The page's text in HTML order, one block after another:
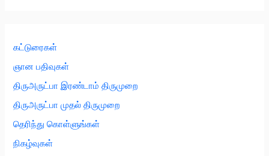
கட்டுரைகள்
ஞான பதிவுகள்
திருஅருட்பா இரண்டாம் திருமுறை
திருஅருட்பா முதல் திருமுறை
தெரிந்து கொள்ளுங்கள்
நிகழ்வுகள்